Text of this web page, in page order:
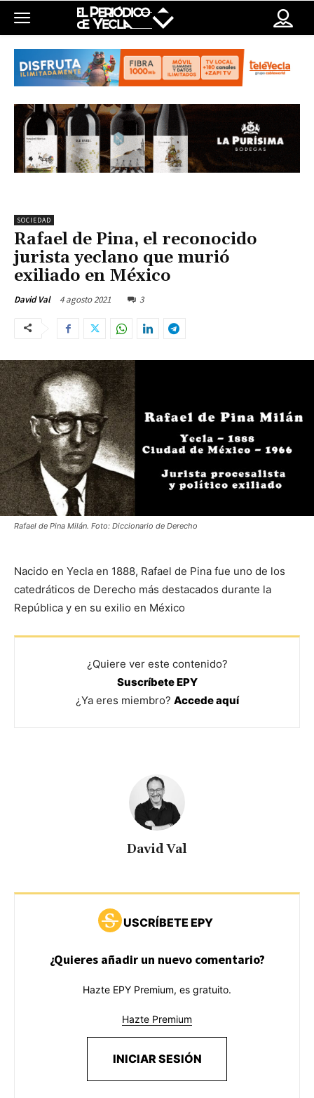
SOCIEDAD
Rafael de Pina, el reconocido
jurista yeclano que murió
exiliado en México
David Val 4 agosto 2021 3
Rafael de Pina Milán. Foto: Diccionario de Derecho
Nacido en Yecla en 1888, Rafael de Pina fue uno de los
catedráticos de Derecho más destacados durante la
República y en su exilio en México
¿Quiere ver este contenido?
Suscríbete EPY
¿Ya eres miembro? Accede aquí
David Val
USCRÍBETE EPY
¿Quieres añadir un nuevo comentario?
Hazte EPY Premium, es gratuito.
Hazte Premium
INICIAR SESIÓN